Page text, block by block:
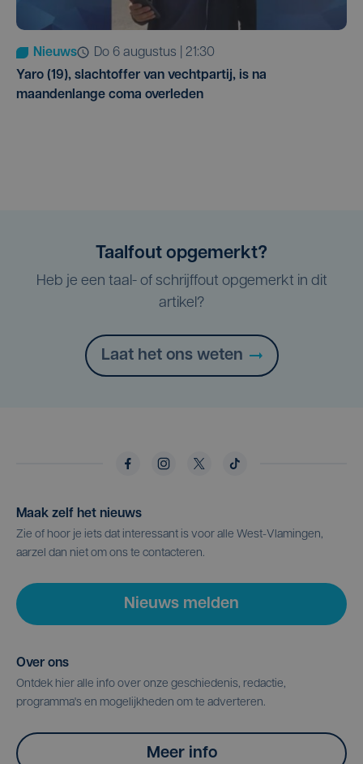
Nieuws
do 6 augustus | 21:30
Yaro (19), slachtoffer van vechtpartij, is na
maandenlange coma overleden
Taalfout opgemerkt?
Heb je een taal- of schrijffout opgemerkt in dit
artikel?
Laat het ons weten
Maak zelf het nieuws
Zie of hoor je iets dat interessant is voor alle West-Vlamingen,
aarzel dan niet om ons te contacteren.
Nieuws melden
Over ons
Ontdek hier alle info over onze geschiedenis, redactie,
programma's en mogelijkheden om te adverteren.
Meer info